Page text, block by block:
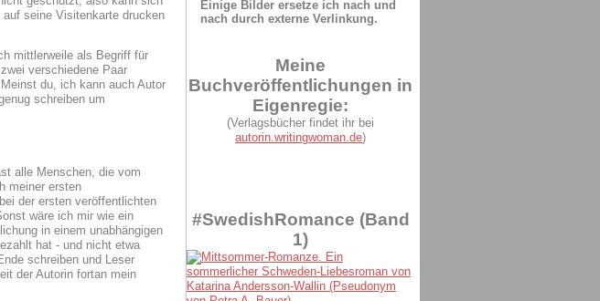
seine Visitenkarte drucken
mittlerweile als Begriff für
verschiedene Paar
du, ich kann auch Autor
schreiben um
alle Menschen, die vom
meiner ersten
der ersten veröffentlichten
wäre ich mir wie ein
in einem unabhängigen
hat - und nicht etwa
schreiben und Leser
der Autorin fortan mein
Einige Bilder ersetze ich nach und
nach durch externe Verlinkung.
Meine
Buchveröffentlichungen in
Eigenregie:
(Verlagsbücher findet ihr bei
autorin.writingwoman.de)
#SwedishRomance (Band
1)